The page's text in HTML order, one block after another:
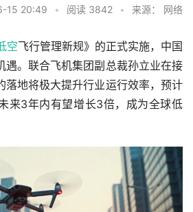
15 20:49 • 阅读 3842 • 来源： 网络
空飞行管理新规》的正式实施，中国
遇。联合飞机集团副总裁孙立业在接
落地将极大提升行业运行效率，预计
来3年内有望增长3倍，成为全球低